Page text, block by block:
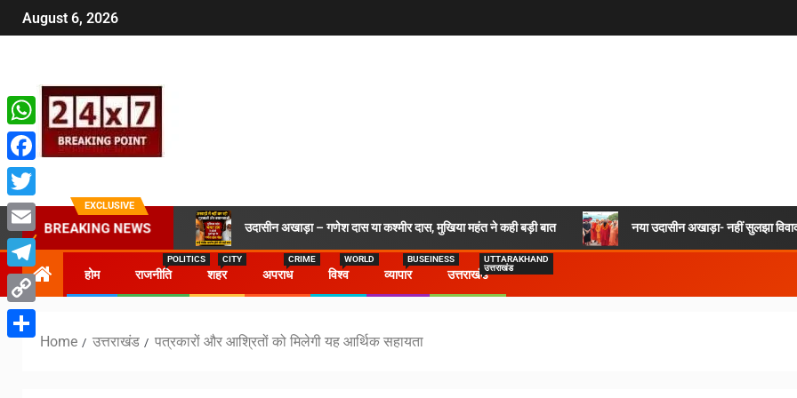
August 6, 2026
EXCLUSIVE
BREAKING NEWS उदासीन अखाड़ा – गणेश दास या कश्मीर दास, मुखिया महंत ने कही बड़ी बात नया उदासीन अखाड़ा- नहीं सुलझा
होम राजनीति
POLITICS
शहर
CITY
अपराध
CRIME
विश्व
WORLD
व्यापार
BUSEINESS
उत्तराखंड
UTTARAKHAND
उत्तराखंड
Home उत्तराखंड पत्रकारों और आश्रितों को मिलेगी यह आर्थिक सहायता
WhatsApp
Facebook
Twitter
Email
Telegram
Copy
Share